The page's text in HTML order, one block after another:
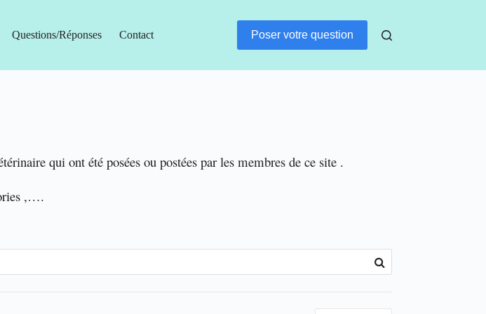
Questions/Réponses Contact Poser votre question
qui ont été posées ou postées par les membres de ce site .
,….